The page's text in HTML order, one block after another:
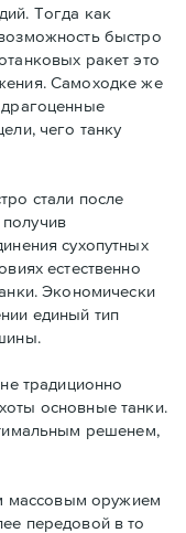
Тогда как
быстро
ракет это
Самоходке же
чего танку
стали после
сухопутных
естественно
Экономически
единый тип
традиционно
основные танки.
решенем,
массовым оружием
передовой в то